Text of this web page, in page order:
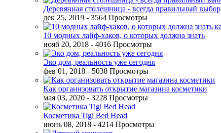
Деревянная столешница - всегда правильный выбор
дек 25, 2019 - 3564 Просмотры
10 модных лайф-хаков, о которых должна знать
нояб 20, 2018 - 4016 Просмотры
Эко дом, реальность уже сегодня
фев 01, 2018 - 5038 Просмотры
Как организовать открытие магазина косметики
мая 03, 2020 - 3228 Просмотры
Косметика Tigi Bed Head
июнь 08, 2018 - 4214 Просмотры